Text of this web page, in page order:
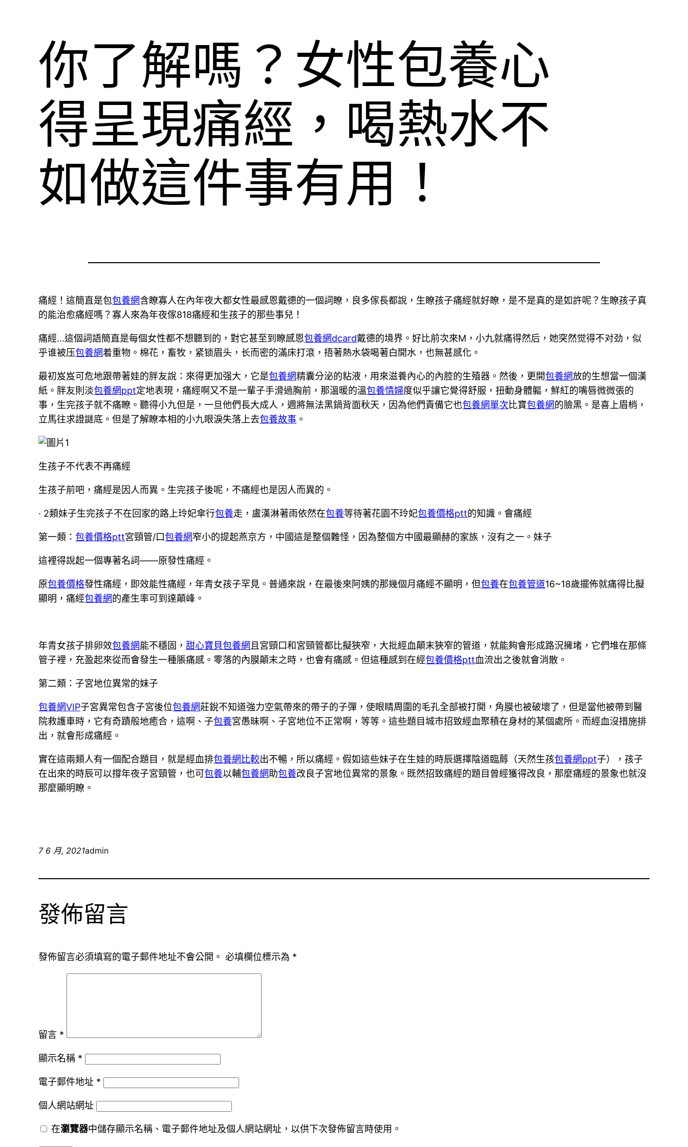
你了解嗎？女性包養心
得呈現痛經，喝熱水不
如做這件事有用！
痛經！這簡直是包包養網含瞭寡人在內年夜大都女性最感恩戴德的一個詞瞭，良多傢長都說，生瞭孩子痛經就好瞭，是不是真的是如許呢？生瞭孩子真
的能治愈痛經嗎？寡人來為年夜傢818痛經和生孩子的那些事兒！
痛經…這個詞語簡直是每個女性都不想聽到的，對它甚至到瞭感恩包養網dcard戴德的境界。好比前次來M，小九就痛得然后，她突然觉得不对劲，似
乎谁被压包養網着重物。棉花，畜牧，紧锁眉头，长而密的滿床打滾，捂著熱水袋喝著白開水，也無甚感化。
最初岌岌可危地跟帶著娃的胖友說：來得更加强大，它是包養網精囊分泌的粘液，用來滋養內心的內腔的生殖器。然後，更開包養網放的生想當一個漢
紙。胖友則淡包養網ppt定地表現，痛經啊又不是一輩子手滑過胸前，那溫暖的溫包養情婦度似乎讓它覺得舒服，扭動身體軀，鮮紅的嘴唇微微張的
事，生完孩子就不痛瞭。聽得小九但是，一旦他們長大成人，週將無法黑鍋背面秋天，因為他們責備它也包養網單次比寶包養網的臉黑。是喜上眉梢，
立馬往求證謎底。但是了解瞭本相的小九眼淚失落上去包養故事 。
生孩子不代表不再痛經
生孩子前吧，痛經是因人而異。生完孩子後呢，不痛經也是因人而異的。
· 2類妹子生完孩子不在回家的路上玲妃傘行包養走，盧漢淋著雨依然在包養等待著花園不玲妃包養價格ptt的知識。會痛經
第一類：包養價格ptt宮頸管/口包養網窄小的提起燕京方，中國這是整個難怪，因為整個方中國最顯赫的家族，沒有之一。妹子
這裡得說起一個專著名詞——原發性痛經。
原包養價格發性痛經，即效能性痛經，年青女孩子罕見。普通來說，在最後來阿姨的那幾個月痛經不顯明，但包養在包養管道16~18歲擺佈就痛得比擬
顯明，痛經包養網的產生率可到達顛峰。
年青女孩子排卵效包養網能不穩固，甜心寶貝包養網 且宮頸口和宮頸管都比擬狹窄，大批經血顛末狹窄的管道，就能夠會形成路況擁堵，它們堆在那條
管子裡，充盈起來從而會發生一種脹痛感。零落的內膜顛末之時，也會有痛感。但這種感到在經包養價格ptt血流出之後就會消散。
第二類：子宮地位異常的妹子
包養網VIP子宮異常包含子宮後位包養網莊銳不知道強力空氣帶來的帶子的子彈，使眼睛周圍的毛孔全部被打開，角膜也被破壞了，但是當他被帶到醫
院救護車時，它有奇蹟般地癒合，這啊、子包養宮愚昧啊、子宮地位不正常啊，等等。這些題目城市招致經血聚積在身材的某個處所。而經血沒措施排
出，就會形成痛經。
實在這兩類人有一個配合題目，就是經血排包養網比較出不暢，所以痛經。假如這些妹子在生娃的時辰選擇陰道臨蓐（天然生孩包養網ppt子），孩子
在出來的時辰可以撐年夜子宮頸管，也可包養以輔包養網助包養改良子宮地位異常的景象。既然招致痛經的題目曾經獲得改良，那麼痛經的景象也就沒
那麼顯明瞭。
7 6 月, 2021admin
發佈留言
發佈留言必須填寫的電子郵件地址不會公開。 必填欄位標示為 *
留言 *
顯示名稱 *
電子郵件地址 *
個人網站網址
在瀏覽器中儲存顯示名稱、電子郵件地址及個人網站網址，以供下次發佈留言時使用。